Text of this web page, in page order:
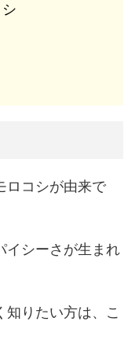
ロコシが由来で
イシーさが生まれ
りたい方は、こ